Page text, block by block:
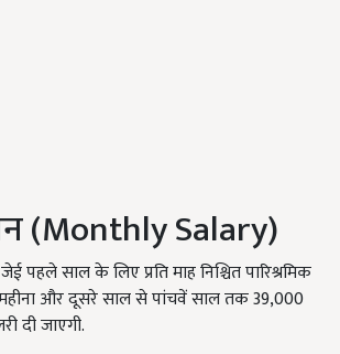
(Monthly Salary)
पहले साल के लिए प्रति माह निश्चित पारिश्रमिक
और दूसरे साल से पांचवें साल तक 39,000
दी जाएगी.